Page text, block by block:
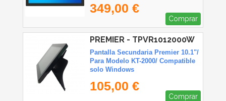
349,00 €
Comprar
PREMIER - TPVR1012000W
Pantalla Secundaria Premier 10.1"/
Para Modelo KT-2000/ Compatible
solo Windows
105,00 €
Comprar